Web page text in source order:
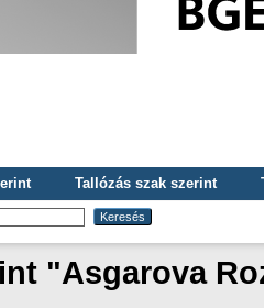
Tallózás szak szerint
"Asgarova